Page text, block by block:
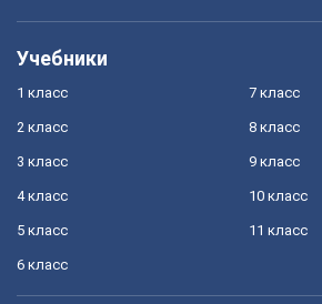
Учебники
1 класс
2 класс
3 класс
4 класс
5 класс
6 класс
7 класс
8 класс
9 класс
10 класс
11 класс